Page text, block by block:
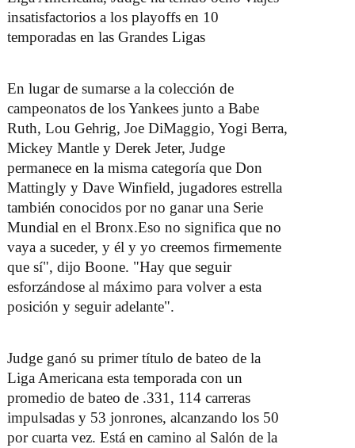
insatisfactorios a los playoffs en 10
temporadas en las Grandes Ligas
En lugar de sumarse a la colección de
campeonatos de los Yankees junto a Babe
Ruth, Lou Gehrig, Joe DiMaggio, Yogi Berra,
Mickey Mantle y Derek Jeter, Judge
permanece en la misma categoría que Don
Mattingly y Dave Winfield, jugadores estrella
también conocidos por no ganar una Serie
Mundial en el Bronx.Eso no significa que no
vaya a suceder, y él y yo creemos firmemente
que sí", dijo Boone. "Hay que seguir
esforzándose al máximo para volver a esta
posición y seguir adelante".
Judge ganó su primer título de bateo de la
Liga Americana esta temporada con un
promedio de bateo de .331, 114 carreras
impulsadas y 53 jonrones, alcanzando los 50
por cuarta vez. Está en camino al Salón de la